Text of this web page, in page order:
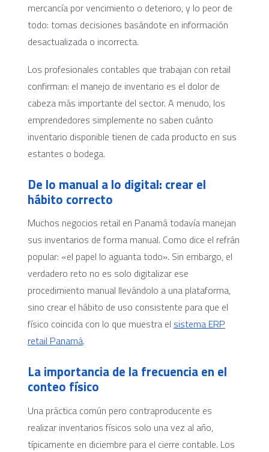
mercancía por vencimiento o deterioro, y lo peor de
todo: tomas decisiones basándote en información
desactualizada o incorrecta.
Los profesionales contables que trabajan con retail
confirman: el manejo de inventario es el dolor de
cabeza más importante del sector. A menudo, los
emprendedores simplemente no saben cuánto
inventario disponible tienen de cada producto en sus
estantes o bodega.
De lo manual a lo digital: crear el
hábito correcto
Muchos negocios retail en Panamá todavía manejan
sus inventarios de forma manual. Como dice el refrán
popular: «el papel lo aguanta todo». Sin embargo, el
verdadero reto no es solo digitalizar ese
procedimiento manual llevándolo a una plataforma,
sino crear el hábito de uso consistente para que el
físico coincida con lo que muestra el sistema ERP
retail Panamá.
La importancia de la frecuencia en el
conteo físico
Una práctica común pero contraproducente es
realizar inventarios físicos solo una vez al año,
típicamente en diciembre para el cierre contable. Los